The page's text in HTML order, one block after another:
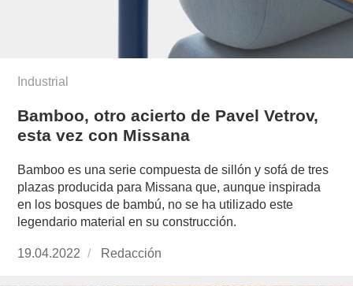
Industrial
Bamboo, otro acierto de Pavel Vetrov,
esta vez con Missana
Bamboo es una serie compuesta de sillón y sofá de tres
plazas producida para Missana que, aunque inspirada
en los bosques de bambú, no se ha utilizado este
legendario material en su construcción.
Publicado
19.04.2022 https://www.experimenta.es/author/redaccion/
Redacción